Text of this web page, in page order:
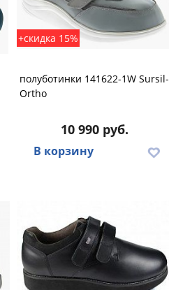
+скидка 15%
полуботинки 141622-1W Sursil-
Ortho
10 990 руб.
В корзину